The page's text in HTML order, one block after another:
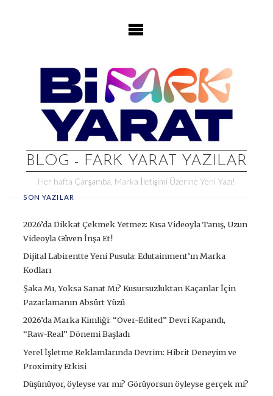
BLOG - FARK YARAT YAZILAR
Her hafta Çarşamba, Marka İletişimi Üzerine Yeni Yazı!
SON YAZILAR
2026’da Dikkat Çekmek Yetmez: Kısa Videoyla Tanış, Uzun
Videoyla Güven İnşa Et!
Dijital Labirentte Yeni Pusula: Edutainment’ın Marka
Kodları
Şaka Mı, Yoksa Sanat Mı? Kusursuzluktan Kaçanlar İçin
Pazarlamanın Absürt Yüzü
2026’da Marka Kimliği: “Over-Edited” Devri Kapandı,
“Raw-Real” Dönemi Başladı
Yerel İşletme Reklamlarında Devrim: Hibrit Deneyim ve
Proximity Etkisi
Düşünüyor, öyleyse var mı? Görüyorsun öyleyse gerçek mi?